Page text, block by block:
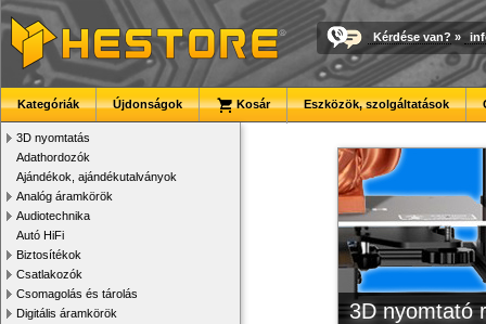
Kérdése van? »
Kategóriák Újdonságok Kosár Eszközök, szolgáltatások
3D nyomtatás
Adathordozók
Ajándékok, ajándékutalványok
Analóg áramkörök
Audiotechnika
Autó HiFi
Biztosítékok
Csatlakozók
Csomagolás és tárolás
Digitális áramkörök
3D nyomtató
Új PLA
Megbízható
Modulvilág